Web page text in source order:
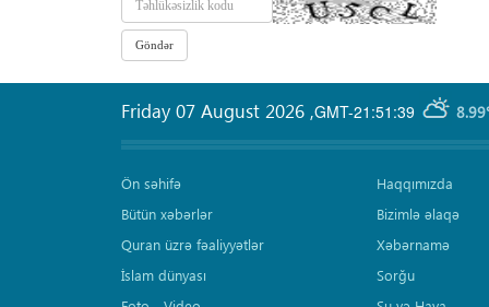
GMT-21:51:39
Friday 07 August 2026 ,
Ön səhifə
Bütün xəbərlər
Quran üzrə fəaliyyətlər
İslam dünyası
Haqqımızda
Bizimlə əlaqə
Xəbərnamə
Sorğu